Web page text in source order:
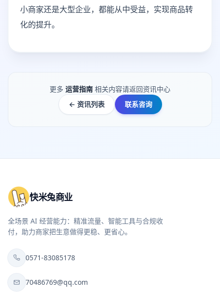
小商家还是大型企业，都能从中受益，实现商品转
化的提升。
更多 运营指南 相关内容请返回资讯中心
← 资讯列表
联系咨询
快米兔商业
全场景 AI 经营能力：精准流量、智能工具与合规收
付，助力商家把生意做得更稳、更省心。
0571-83085178
70486769@qq.com